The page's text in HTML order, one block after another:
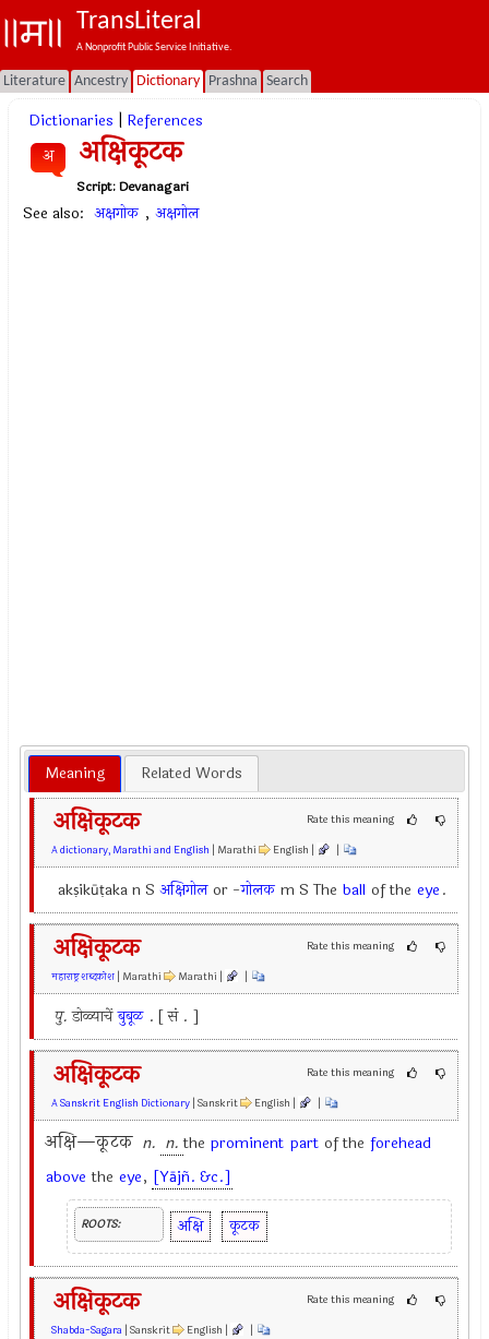
TransLiteral
A Nonprofit Public Service Initiative.
Literature Ancestry Dictionary Prashna Search
Dictionaries References
अ अक्षिकूटक
Script:Devanagari
See also: अक्षगोक , अक्षगोल
Meaning Related Words
Rate this meaning
अक्षिकूटक
A dictionary, Marathi and English | Marathi English | |
akṣikūṭaka n Sअक्षिगोल or -गोलक m S The ball of the eye.
Rate this meaning
अक्षिकूटक
महाराष्ट्र शब्दकोश | Marathi Marathi | |
पु. डोळ्याचेंबुबूळ . [ सं . ]
Rate this meaning
अक्षिकूटक
A Sanskrit English Dictionary | Sanskrit English | |
अक्षि—कूटक n. n. the prominent part of the forehead
above the eye, [Yājñ. &c.]
ROOTS: अक्षि कूटक
Rate this meaning
अक्षिकूटक
Shabda-Sagara | Sanskrit English | |